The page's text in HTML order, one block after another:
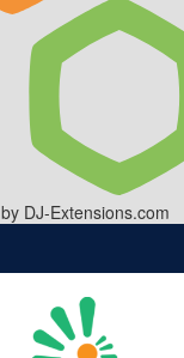
by DJ-Extensions.com